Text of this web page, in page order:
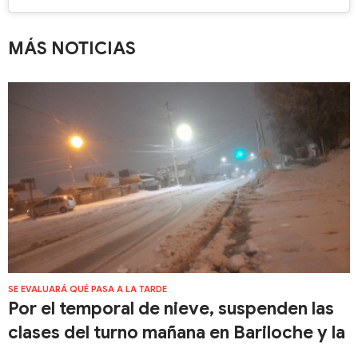
MÁS NOTICIAS
SE EVALUARÁ QUÉ PASA A LA TARDE
Por el temporal de nieve, suspenden las
clases del turno mañana en Bariloche y la